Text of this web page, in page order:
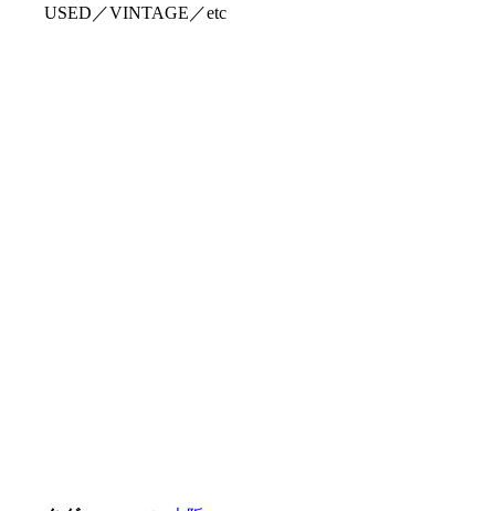
USED／VINTAGE／etc